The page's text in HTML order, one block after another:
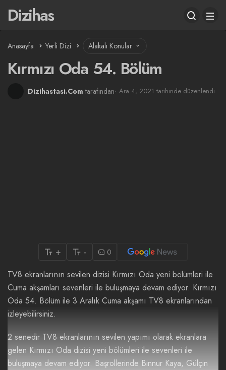
Dizihas
Anasayfa Yerli Dizi Alakalı Konular
Kırmızı Oda 54. Bölüm
Dizihastasi.Com tarafından Ara 4, 2021 tarihinde düzenlendi
+ - 0
TV8 ekranlarının sevilen dizisi Kırmızı Oda yeni bölümleri ile
Cuma akşamları sevenleri ile buluşmaya devam ediyor. Kırmızı
Oda 54. Bölüm ile 3 Aralık Cuma akşamı TV8 ekranlarından
izleyebilirsiniz.
2 senedir TV8 ekranlarının sevilen yapımı olarak ekranlara
gelen Kırmızı Oda dizisi yeni bölümleri ile sevenleri ile
buluşmaya devam ediyor. Başrollerinde Binnur Kaya, Gülçin